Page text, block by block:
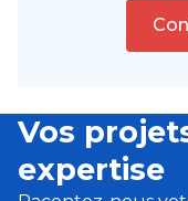
Vos
expertise